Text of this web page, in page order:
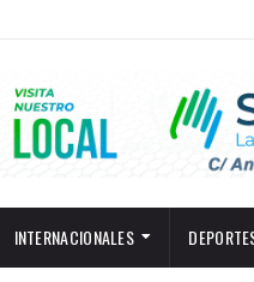
INTERNACIONALES